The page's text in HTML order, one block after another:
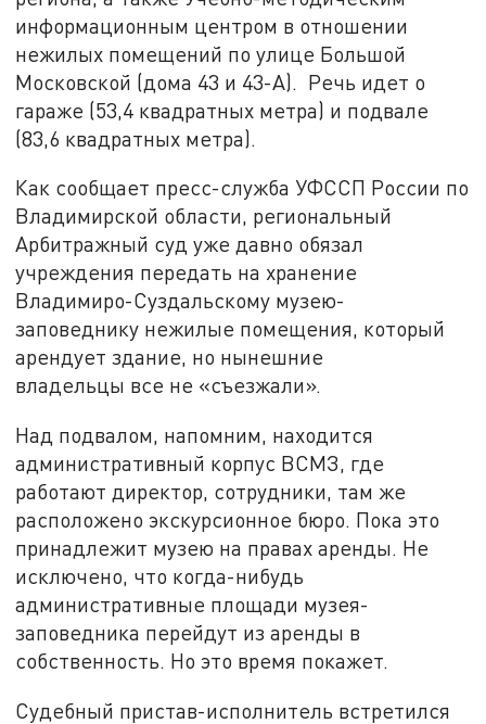
информационным центром в отношении
нежилых помещений по улице Большой
Московской (дома 43 и 43-А). Речь идет о
гараже (53,4 квадратных метра) и подвале
(83,6 квадратных метра).
Как сообщает пресс-служба УФССП России по
Владимирской области, региональный
Арбитражный суд уже давно обязал
учреждения передать на хранение
Владимиро-Суздальскому музею-
заповеднику нежилые помещения, который
арендует здание, но нынешние
владельцы все не «съезжали».
Над подвалом, напомним, находится
административный корпус ВСМЗ, где
работают директор, сотрудники, там же
расположено экскурсионное бюро. Пока это
принадлежит музею на правах аренды. Не
исключено, что когда-нибудь
административные площади музея-
заповедника перейдут из аренды в
собственность. Но это время покажет.
Судебный пристав-исполнитель встретился